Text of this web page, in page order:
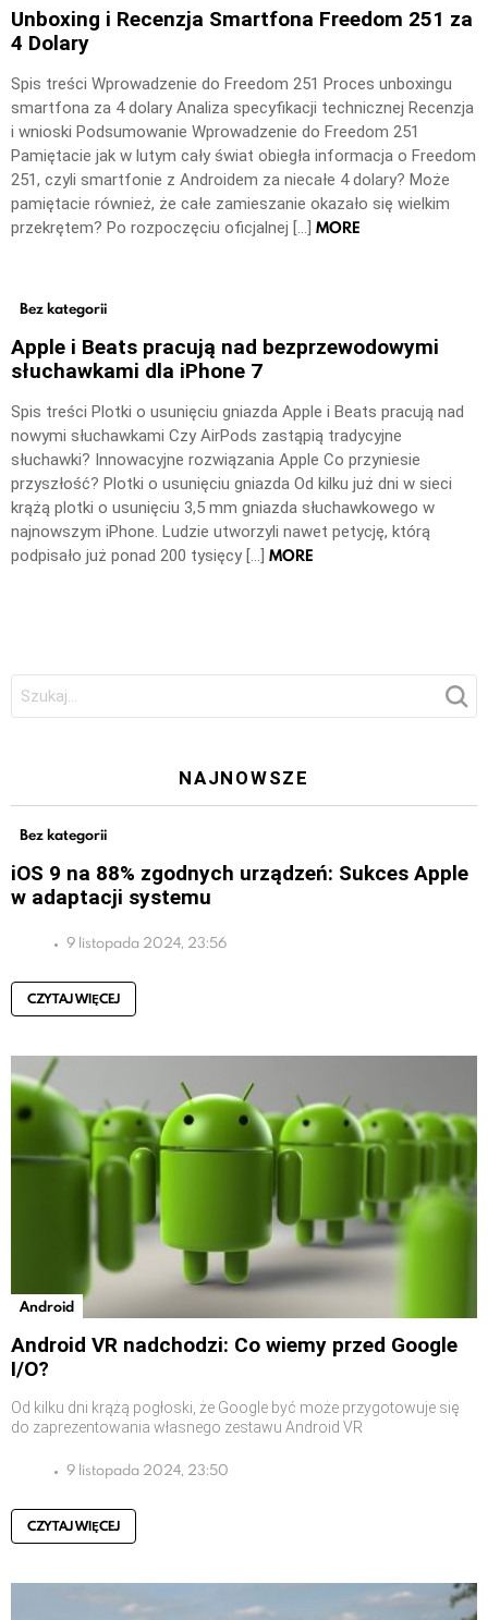
Unboxing i Recenzja Smartfona Freedom 251 za
4 Dolary
Spis treści Wprowadzenie do Freedom 251 Proces unboxingu
smartfona za 4 dolary Analiza specyfikacji technicznej Recenzja
i wnioski Podsumowanie Wprowadzenie do Freedom 251
Pamiętacie jak w lutym cały świat obiegła informacja o Freedom
251, czyli smartfonie z Androidem za niecałe 4 dolary? Może
pamiętacie również, że całe zamieszanie okazało się wielkim
przekrętem? Po rozpoczęciu oficjalnej […] MORE
Bez kategorii
Apple i Beats pracują nad bezprzewodowymi
słuchawkami dla iPhone 7
Spis treści Plotki o usunięciu gniazda Apple i Beats pracują nad
nowymi słuchawkami Czy AirPods zastąpią tradycyjne
słuchawki? Innowacyjne rozwiązania Apple Co przyniesie
przyszłość? Plotki o usunięciu gniazda Od kilku już dni w sieci
krążą plotki o usunięciu 3,5 mm gniazda słuchawkowego w
najnowszym iPhone. Ludzie utworzyli nawet petycję, którą
podpisało już ponad 200 tysięcy […] MORE
Szukaj:
NAJNOWSZE
Bez kategorii
iOS 9 na 88% zgodnych urządzeń: Sukces Apple
w adaptacji systemu
9 listopada 2024, 23:56
CZYTAJ WIĘCEJ
Android
Android VR nadchodzi: Co wiemy przed Google
I/O?
Od kilku dni krążą pogłoski, że Google być może przygotowuje się
do zaprezentowania własnego zestawu Android VR
9 listopada 2024, 23:50
CZYTAJ WIĘCEJ